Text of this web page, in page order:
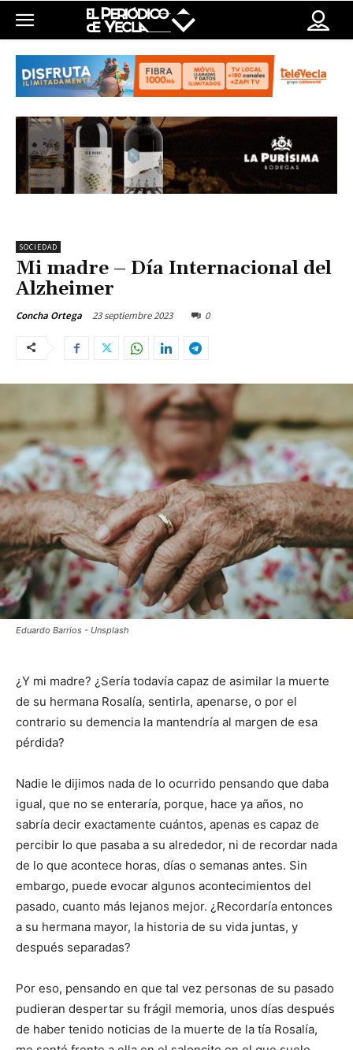
SOCIEDAD
Mi madre – Día Internacional del
Alzheimer
Concha Ortega 23 septiembre 2023 0
Eduardo Barrios - Unsplash
¿Y mi madre? ¿Sería todavía capaz de asimilar la muerte
de su hermana Rosalía, sentirla, apenarse, o por el
contrario su demencia la mantendría al margen de esa
pérdida?
Nadie le dijimos nada de lo ocurrido pensando que daba
igual, que no se enteraría, porque, hace ya años, no
sabría decir exactamente cuántos, apenas es capaz de
percibir lo que pasaba a su alrededor, ni de recordar nada
de lo que acontece horas, días o semanas antes. Sin
embargo, puede evocar algunos acontecimientos del
pasado, cuanto más lejanos mejor. ¿Recordaría entonces
a su hermana mayor, la historia de su vida juntas, y
después separadas?
Por eso, pensando en que tal vez personas de su pasado
pudieran despertar su frágil memoria, unos días después
de haber tenido noticias de la muerte de la tía Rosalía,